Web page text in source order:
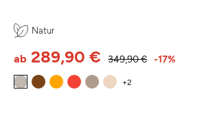
Natur
349,90 €
ab 289,90 € -17%